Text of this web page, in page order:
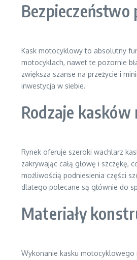
Kask motocyklowy to absolutny
motocyklach, nawet te pozornie
zwiększa szanse na przeżycie i
inwestycja w siebie.
Rodzaje
Rynek oferuje szeroki wachlarz
zakrywając całą głowę i
możliwością podniesienia części
dlatego polecane są głównie do
Materiały
Wykonanie kasku motocyklowego